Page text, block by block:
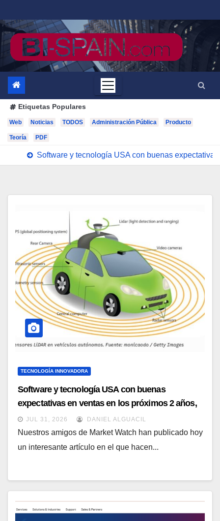
al
contenido
Etiquetas Populares
Web Noticias TODOS Administración Pública Producto
Teoría PDF
Software y tecnología USA con buenas
TECNOLOGÍA INNOVADORA
Software y tecnología USA con buenas
expectativas en ventas en los próximos 2 años,
según Market Watch
JUL 31, 2026 DANIEL ALGUACIL
Nuestros amigos de Market Watch han publicado hoy
un interesante artículo en el que hacen...